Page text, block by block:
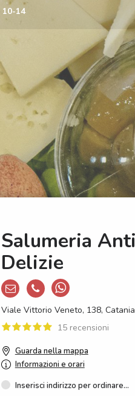
14
Salumeria
Delizie
Viale Vittorio Veneto, 138, Catania
15 recensioni
Guarda nella mappa
Informazioni e orari
Inserisci indirizzo per ordinare...